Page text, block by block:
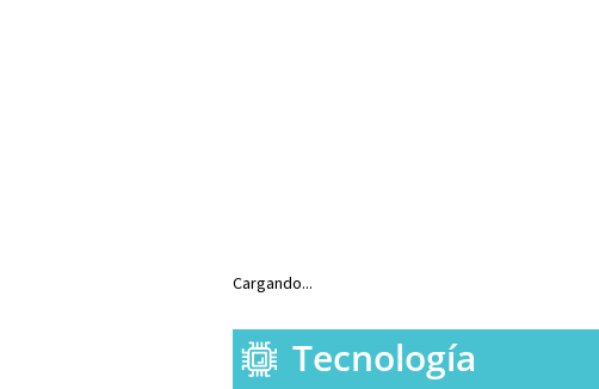
Cargando...
Tecnología